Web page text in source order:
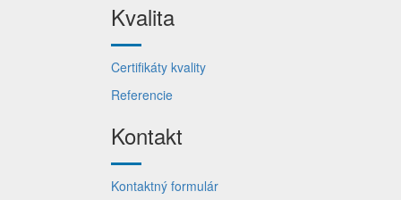
Kvalita
Certifikáty kvality
Referencie
Kontakt
Kontaktný formulár